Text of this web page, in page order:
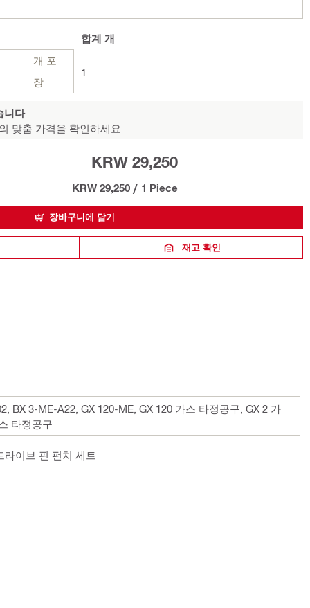
개 포
장
합계 개
1
니다
맞춤 가격을 확인하세요
KRW 29,250
KRW 29,250 / 1 Piece
장바구니에 담기
재고 확인
BX 3-ME-A22, GX 120-ME, GX 120 가스 타정공구, GX 2 가
타정공구
라이브 핀 펀치 세트